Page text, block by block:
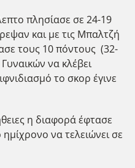
πλησίασε σε 24-19
και με τις Μπαλτζή
τους 10 πόντους (32-
να κλέβει
το σκορ έγινε
η διαφορά έφτασε
ημίχρονο να τελειώνει σε